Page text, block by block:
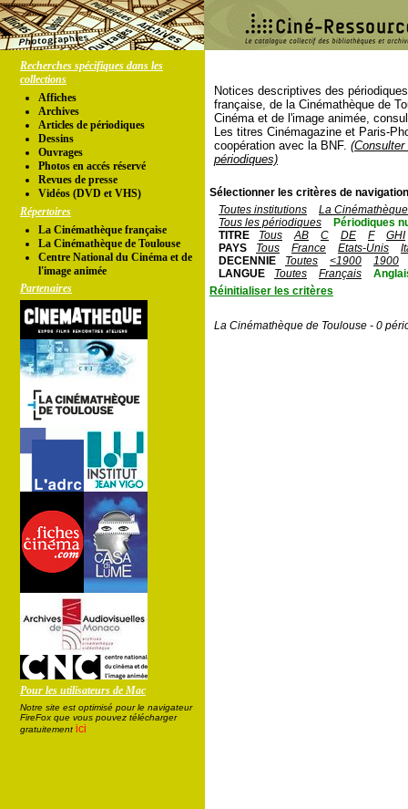
Recherches spécifiques dans les
collections
Affiches
Archives
Articles de périodiques
Dessins
Ouvrages
Photos en accés réservé
Revues de presse
Vidéos (DVD et VHS)
Répertoires
La Cinémathèque française
La Cinémathèque de Toulouse
Centre National du Cinéma et de
l'image animée
Partenaires
Pour les utilisateurs de Mac
Notre site est optimisé pour le navigateur
FireFox que vous pouvez télécharger
gratuitement ici
Notices descriptives des
française, de la Cinémathèque de
Cinéma et de l'image animée,
Les titres Cinémagazine et Paris-
coopération avec la BNF.
périodiques)
Sélectionner les critères de
Toutes institutions
La
Tous les périodiques
Périodiques
TITRE
Tous AB C DE F
GHI
PAYS
Tous France Etats-Unis
DECENNIE
Toutes <1900
1900
LANGUE
Toutes Français
Réinitialiser les critères
La Cinémathèque de Toulouse - 0